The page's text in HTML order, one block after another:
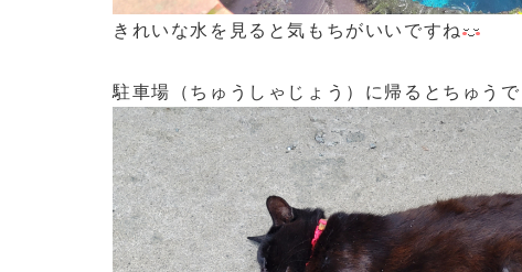
きれいな水を見ると気もちがいいですね
駐車場（ちゅうしゃじょう）に帰るとちゅう